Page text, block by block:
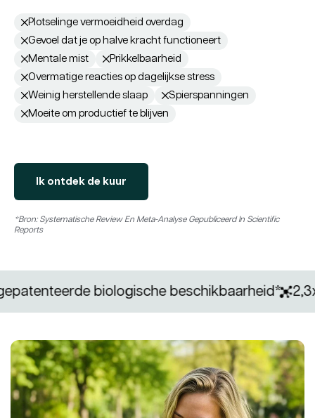
Plotselinge vermoeidheid overdag
Gevoel dat je op halve kracht functioneert
Mentale mist
Prikkelbaarheid
Overmatige reacties op dagelijkse stress
Weinig herstellende slaap
Spierspanningen
Moeite om productief te blijven
Ik ontdek de kuur
*Bron: Systematische Review En Meta-Analyse Gepubliceerd In Scientific
Reports
biologische beschikbaarheid* 2,3x